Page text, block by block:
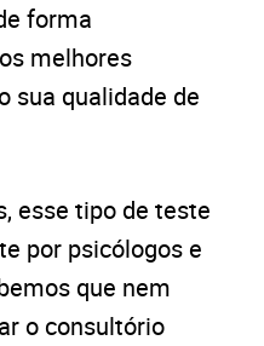
forma
melhores
sua qualidade de
esse tipo de teste
por psicólogos e
que nem
o consultório